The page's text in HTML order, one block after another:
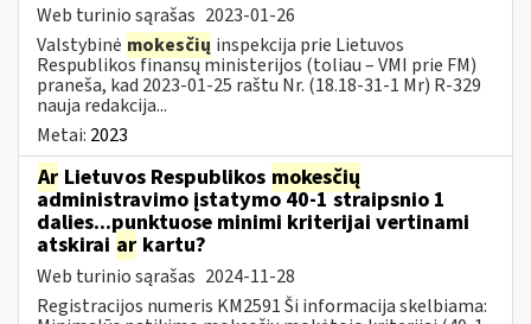
Web turinio sąrašas 2023-01-26
Valstybinė mokesčių inspekcija prie Lietuvos
Respublikos finansų ministerijos (toliau – VMI prie FM)
praneša, kad 2023-01-25 raštu Nr. (18.18-31-1 Mr) R-329
nauja redakcija...
Metai: 2023
Ar Lietuvos Respublikos mokesčių
administravimo įstatymo 40-1 straipsnio 1
dalies...punktuose minimi kriterijai vertinami
atskirai ar kartu?
Web turinio sąrašas 2024-11-28
Registracijos numeris KM2591 Ši informacija skelbiama: